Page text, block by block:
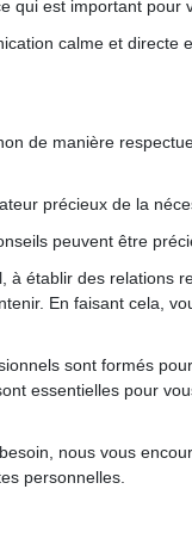
qui est important pour
calme et directe
de manière
précieux de la
peuvent être
à établir des relations
En faisant cela,
sont formés
essentielles pour
nous vous
personnelles.